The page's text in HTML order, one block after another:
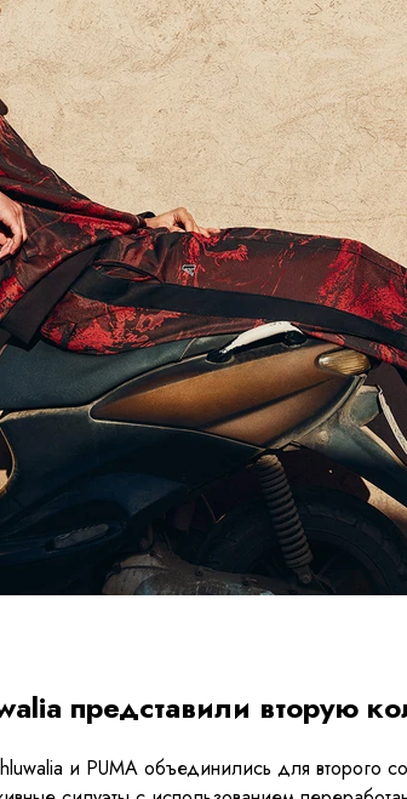
представили вторую
и PUMA объединились для второго